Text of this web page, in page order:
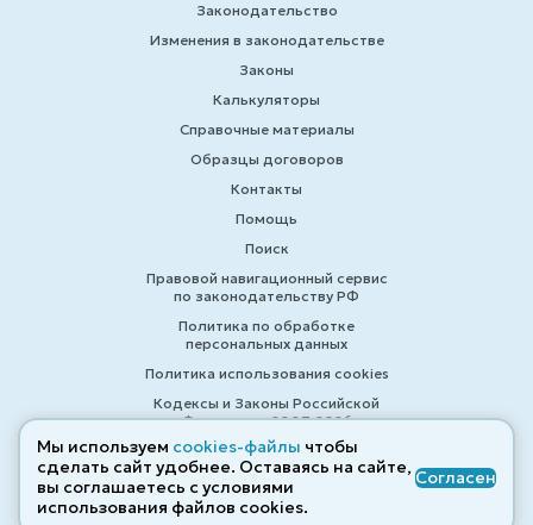
Законодательство
Изменения в законодательстве
Законы
Калькуляторы
Справочные материалы
Образцы договоров
Контакты
Помощь
Поиск
Правовой навигационный сервис
по законодательству РФ
Политика по обработке
персональных данных
Политика использования cookies
Кодексы и Законы Российской
Федерации 2007-2026
© ZAKONRF.INFO
Мы используем cookies-файлы чтобы
сделать сайт удобнее. Оставаясь на сайте,
вы соглашаетесь с условиями
использования файлов cооkies.
Согласен